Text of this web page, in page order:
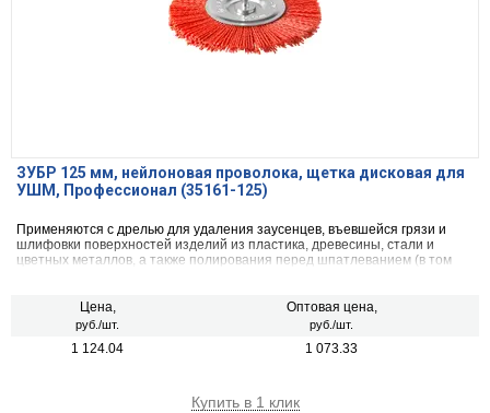
ЗУБР 125 мм, нейлоновая проволока, щетка дисковая для
УШМ, Профессионал (35161-125)
Применяются с дрелью для удаления заусенцев, въевшейся грязи и
шлифовки поверхностей изделий из пластика, древесины, стали и
цветных металлов, а также полирования перед шпатлеванием (в том
Цена,
руб./шт.
Оптовая цена,
руб./шт.
1 124.04 1 073.33
Купить в 1 клик